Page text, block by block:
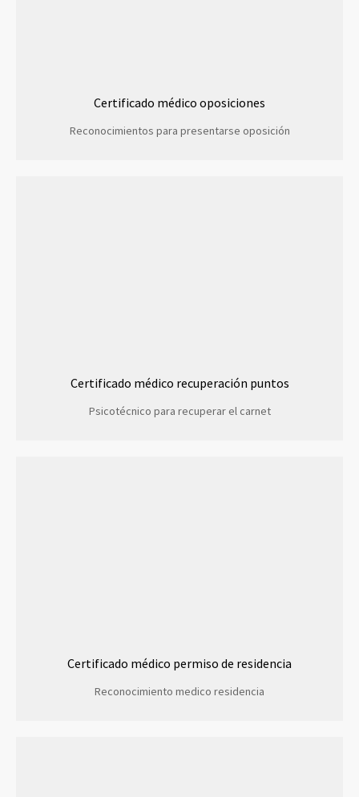
Certificado médico oposiciones
Reconocimientos para presentarse oposición
Certificado médico recuperación puntos
Psicotécnico para recuperar el carnet
Certificado médico permiso de residencia
Reconocimiento medico residencia